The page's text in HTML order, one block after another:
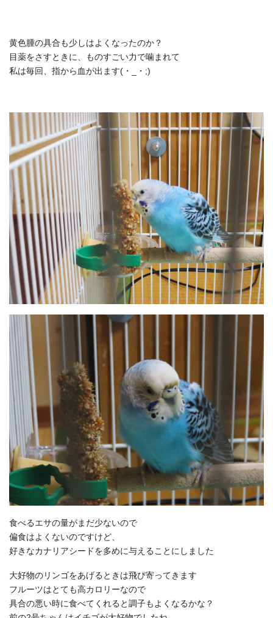
黄色腫の具合も少しはよくなったのか？
目薬をさすときに、ものすごい力で噛まれて
私は毎回、指から血が出ます(・_・;)
食べるエサの量がまだ少ないので
偏食はよくないのですけど、
好きなカナリアシードを多めに与えることにしました
大好物のリンゴをあげるときは飛び寄ってきます
フルーツはとても高カロリーなので
具合の悪い時に食べてくれると調子もよくなるかな？